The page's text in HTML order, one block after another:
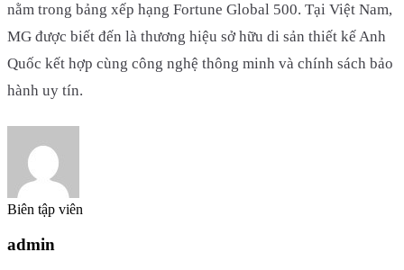
nằm trong bảng xếp hạng Fortune Global 500. Tại Việt Nam,
MG được biết đến là thương hiệu sở hữu di sản thiết kế Anh
Quốc kết hợp cùng công nghệ thông minh và chính sách bảo
hành uy tín.
Biên tập viên
admin